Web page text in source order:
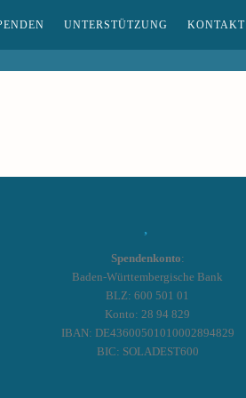
UNTERSTÜTZUNG KONTAKT
Spendenkonto:
Baden-Württembergische Bank
BLZ: 600 501 01
Konto: 28 94 829
IBAN: DE43600501010002894829
BIC: SOLADEST600